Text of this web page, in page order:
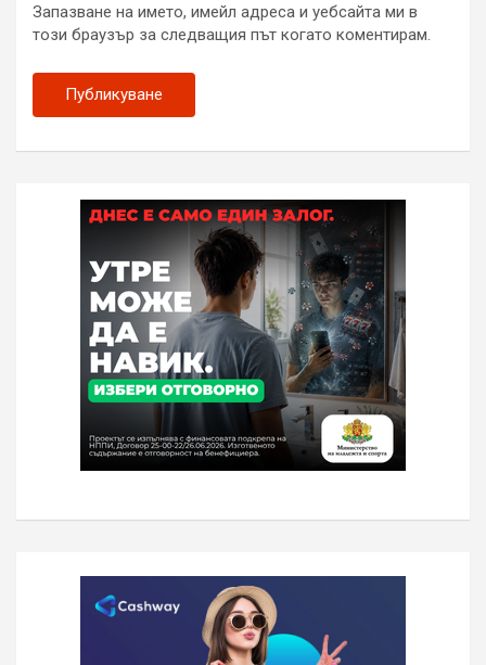
Запазване на името, имейл адреса и уебсайта ми в
този браузър за следващия път когато коментирам.